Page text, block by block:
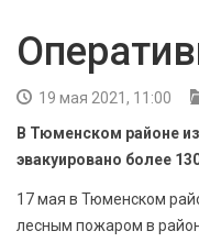
КУЛЬТУРА
БЕЗОПАСНОСТЬ
АРХИВ PDF
19 мая 2021, 11:00
В Тюменском районе
эвакуировано более
17 мая в Тюменском
лесным пожаром в